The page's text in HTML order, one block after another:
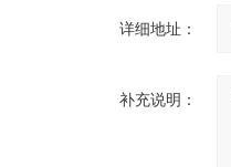
详细地址：
补充说明：